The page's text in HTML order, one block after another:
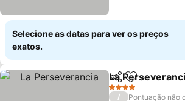
Selecione as datas para ver os preços
exatos.
PartilharAdicionar
La
4 Estrelas
/
Pontuação não